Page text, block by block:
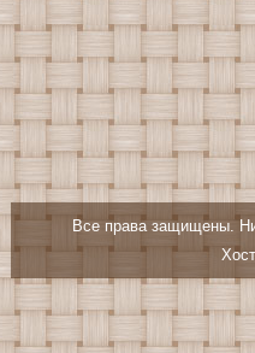
Все права защищены.